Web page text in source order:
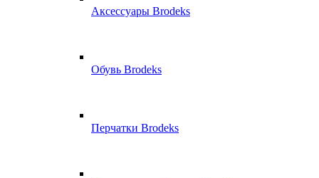
Аксессуары Brodeks
Обувь Brodeks
Перчатки Brodeks